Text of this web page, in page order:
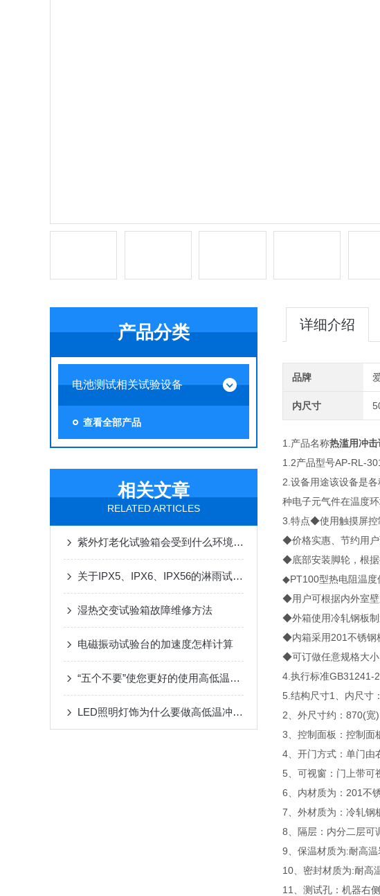
产品分类
电池测试相关试验设备
查看全部产品
相关文章
RELATED ARTICLES
紫外灯老化试验箱会受到什么环境危害
关于IPX5、IPX6、IPX56的淋雨试验箱安装准备事宜
湿热交变试验箱故障维修方法
电磁振动试验台的加速度怎样计算
“五个不要”使您更好的使用高低温冷却测试机
LED照明灯饰为什么要做高低温冲击测试检测质量
详细介绍
品牌
内尺寸
1.产品名称热滥用冲
1.2产品型号AP-RL-
2.设备用途该设备是
种电子元气件在温度
3.特点◆使用触摸屏控
◆价格实惠、节约用
◆底部安装脚轮，根
◆PT100型热电阻温度
◆用户可根据内外室
◆外箱使用冷轧钢板
◆内箱采用201不锈钢
◆可订做任意规格大
4.执行标准GB31241-
5.结构尺寸1、内尺寸
2、外尺寸约：870(宽
3、控制面板：控制面
4、开门方式：单门由
5、可视窗：门上带可
6、内材质为：201不
7、外材质为：冷轧钢
8、隔层：内分二层可
9、保温材质为:耐高温
10、密封材质为:耐高
11、测试孔：机器右